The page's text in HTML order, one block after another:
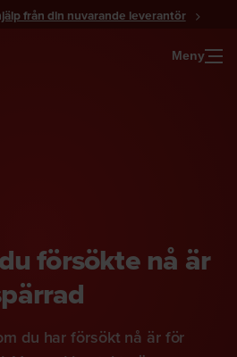
från din nuvarande leverantör
Meny
försökte nå är
du har försökt nå är för